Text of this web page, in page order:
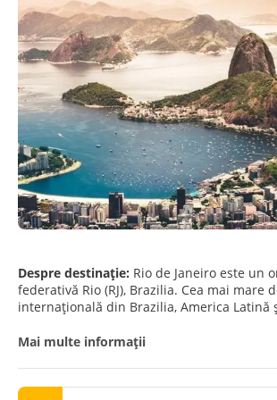
Despre destinație: Rio de Janeiro este un
federativă Rio (RJ), Brazilia. Cea mai mare
internațională din Brazilia, America Latină
cunoscut oraș brazilian din străinătate,
negativ. Este a doua metropolă ca mărime
São Paulo, și a șasea ca mărime din
Mai multe informații